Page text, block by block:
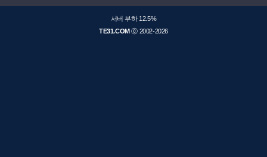
서버 부하 12.5%
TE31.COMⓒ 2002-2026